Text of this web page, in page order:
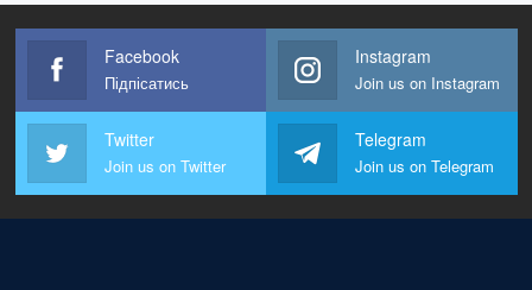
Facebook
Підпісатись
Instagram
Join us on Instagram
Twitter
Join us on Twitter
Telegram
Join us on Telegram